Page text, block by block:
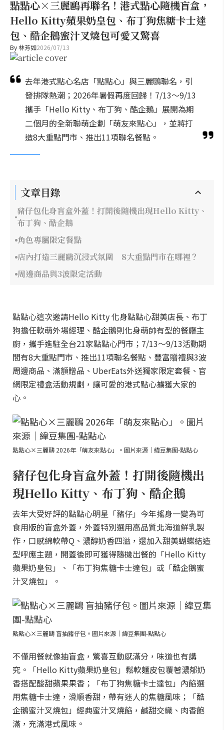
點點心×三麗鷗再聯名！港式點心隨機盲盒，
Hello Kitty蘋果奶皇包、布丁狗焦糖卡士達
包、酷企鵝蜜汁叉燒包可愛又驚喜
By林芳如2026/07/13
去年港式點心名店「點點心」與三麗鷗聯名，引
發排隊熱潮；2026年暑假再度回歸！7/13～9/13
攜手「Hello Kitty、布丁狗、酷企鵝」展開為期
二個月的全新聯萌企劃「萌友來點心」，並將打
造8大重點門市、推出11項聯名餐點。
文章目錄
豬仔包化身盲盒外蓋！打開後隨機出現Hello Kitty、
布丁狗、酷企鵝
角色專屬限定餐點
店內打造三麗鷗沉浸式氛圍 8大重點門市在哪裡？
周邊商品與3波限定活動
點點心這次邀請Hello Kitty 化身點點心甜美店長、布丁
狗擔任軟萌外場經理、酷企鵝則化身萌帥有型的餐廳主
廚，攜手進駐全台21家點點心門市；7/13～9/13活動期
間有8大重點門市、推出11項聯名餐點、豐富贈禮與3波
周邊商品、滿額贈品、UberEats外送獨家限定套餐、官
網限定禮盒活動規劃，讓可愛的港式點心擄獲大家的
心。
點點心×三麗鷗 2026年「萌友來點心」。圖片來源｜緯豆集團-點點心
豬仔包化身盲盒外蓋！打開後隨機出
現Hello Kitty、布丁狗、酷企鵝
去年大受好評的點點心明星「豬仔」今年搖身一變為可
食用版的盲盒外蓋，外蓋特別選用高品質北海道鮮乳製
作，口感綿軟帶Q、濃醇奶香四溢，還加入甜美蝴蝶結造
型呼應主題，開蓋後即可獲得隨機出餐的「Hello Kitty
蘋果奶皇包」、「布丁狗焦糖卡士達包」或「酷企鵝蜜
汁叉燒包」。
點點心×三麗鷗 盲抽豬仔包。圖片來源｜緯豆集團-點點心
不僅用餐就像抽盲盒，驚喜互動感滿分，味道也有講
究。「Hello Kitty蘋果奶皇包」鬆軟麵皮包覆著濃郁奶
香搭配酸甜蘋果果香；「布丁狗焦糖卡士達包」內餡選
用焦糖卡士達，滑順香甜，帶有迷人的焦糖風味；「酷
企鵝蜜汁叉燒包」經典蜜汁叉燒餡，鹹甜交織、肉香飽
滿，充滿港式風味。